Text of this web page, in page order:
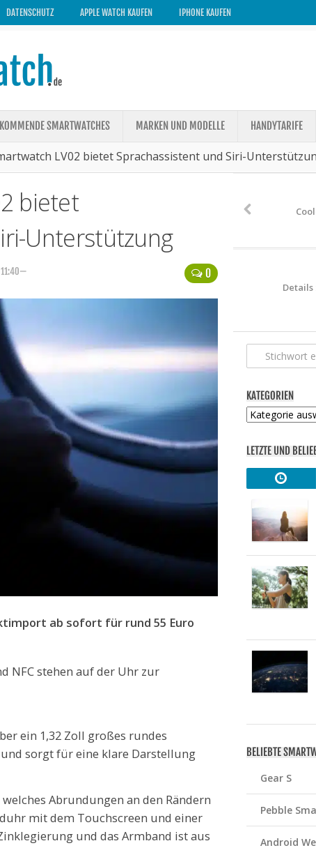
DATENSCHUTZ APPLE WATCH KAUFEN IPHONE KAUFEN
KOMMENDE SMARTWATCHES MARKEN UND MODELLE HANDYTARIFE
LV02 bietet Sprachassistent und Siri-
bietet
Unterstützung
0
11:40—
ab sofort für rund 55 Euro
NFC stehen auf der Uhr zur
ein 1,32 Zoll großes rundes
sorgt für eine klare Darstellung
Abrundungen an den Rändern
mit dem Touchscreen und einer
und das Armband ist aus
Details
KATEGORIEN
Kategorien
LETZTE UND
BELIEBTE
Gear S
Pebble
Android